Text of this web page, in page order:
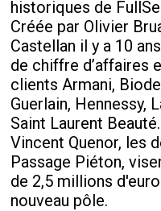
historiques de
Créée par Olivier
Castellan il y a 10
de chiffre d’affaires
clients Armani,
Guerlain, Hennessy,
Saint Laurent
Vincent Quenor, les
Passage Piéton,
de 2,5 millions
nouveau pôle.